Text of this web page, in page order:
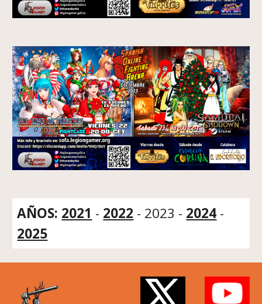
AÑOS: 2021 - 2022 - 2023 - 2024 -
2025